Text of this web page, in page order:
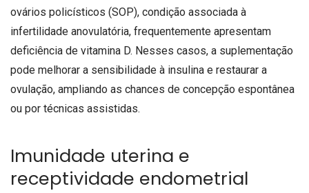
ovários policísticos (SOP), condição associada à
infertilidade anovulatória, frequentemente apresentam
deficiência de vitamina D. Nesses casos, a suplementação
pode melhorar a sensibilidade à insulina e restaurar a
ovulação, ampliando as chances de concepção espontânea
ou por técnicas assistidas.
Imunidade uterina e
receptividade endometrial